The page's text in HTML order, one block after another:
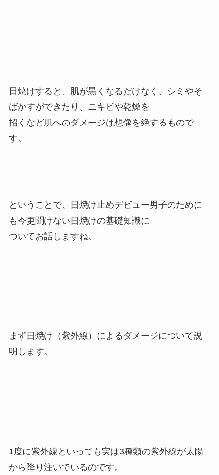
日焼けすると、肌が黒くなるだけなく、シミやそ
ばかすができたり、ニキビや乾燥を
招くなど肌へのダメージは想像を絶するもので
す。
ということで、日焼け止めデビュー男子のために
も今更聞けない日焼けの基礎知識に
ついてお話しますね。
まず日焼け（紫外線）によるダメージについて説
明します。
1度に紫外線といっても実は3種類の紫外線が太陽
から降り注いでいるのです。